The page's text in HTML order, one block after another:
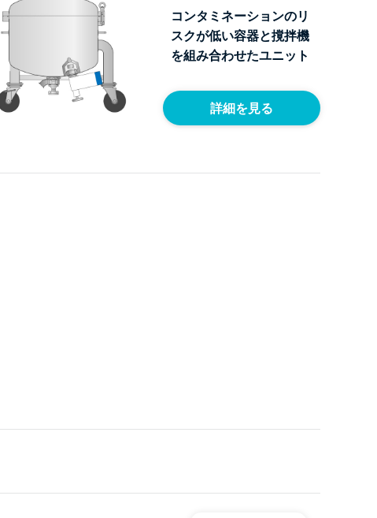
コンタミネーションのリ
スクが低い容器と撹拌機
を組み合わせたユニット
詳細を見る